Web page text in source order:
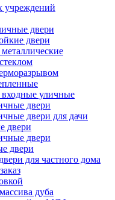
учреждений
двери
двери
уличные
двери
двери для дачи
двери
двери
двери
для частного дома
дуба